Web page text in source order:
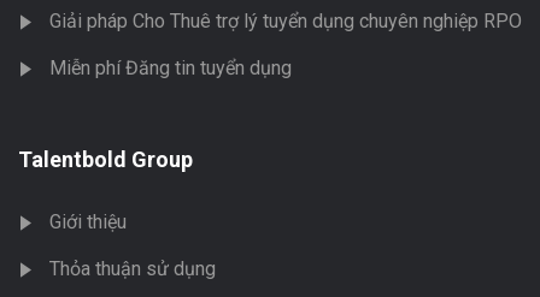
Giải pháp Cho Thuê trợ lý tuyển dụng chuyên nghiệp RPO
Miễn phí Đăng tin tuyển dụng
Talentbold Group
Giới thiệu
Thỏa thuận sử dụng